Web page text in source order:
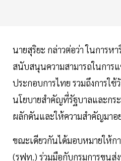
นายสุริยะ กล่าวต่อว่า ในการห
สนับสนุนความสามารถในการ
ประกอบการไทย รวมถึงการใ
นโยบายสำคัญที่รัฐบาลและกร
ผลักดันและให้ความสำคัญมาอ
ขณะเดียวกันได้มอบหมายให้ก
(รฟท.) ร่วมมือกับกรมการขนส่